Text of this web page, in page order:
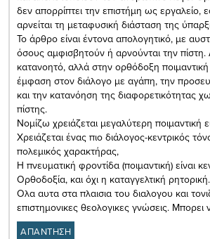
δεν απορρίπτει την επιστήμη ως εργαλείο,
αρνείται τη μεταφυσική διάσταση της
Το άρθρο είναι έντονα απολογητικό, με
όσους αμφισβητούν ή αρνούνται την πίστη.
κατανοητό, αλλά στην ορθόδοξη ποιμαντική
έμφαση στον διάλογο με αγάπη, την
και την κατανόηση της διαφορετικότητας
πίστης.
Νομίζω χρειάζεται μεγαλύτερη ποιμαντική
Χρειάζεται ένας πιο διάλογος-κεντρικός
πολεμικός χαρακτήρας,
Η πνευματική φροντίδα (ποιμαντική) είναι
Ορθοδοξία, και όχι η καταγγελτική ρητορική.
Ολα αυτα στα πλαισια του διαλογου και
επιστημονικες θεολογικες γνώσεις. Μπορει
ΑΠΑΝΤΗΣΗ